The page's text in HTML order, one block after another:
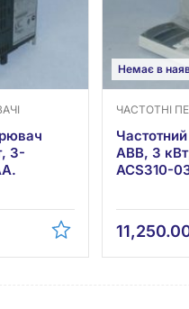
3-
Немає в
ЧАСТОТНІ
ABB, 3
ACS310-